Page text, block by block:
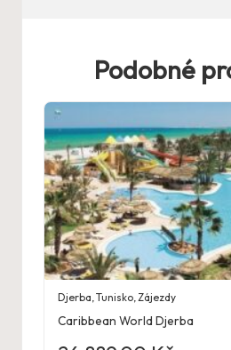
Podobné
Djerba,Tunisko,Zájezdy
Caribbean World Djerba